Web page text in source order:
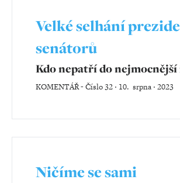
Velké selhání
senátorů
Kdo nepatří do
KOMENTÁŘ-Číslo 32 ‧ 10. srpna ‧ 2023
Ničíme se sami